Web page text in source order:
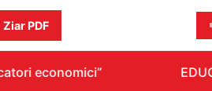
Ziar PDF
economici”